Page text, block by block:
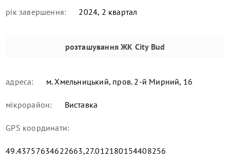
рік завершення: 2024, 2 квартал
розташування ЖК City Bud
адреса: м. Хмельницький, пров. 2-й Мирний, 16
мікрорайон: Виставка
GPS координати:
49.43757634622663,27.012180154408256